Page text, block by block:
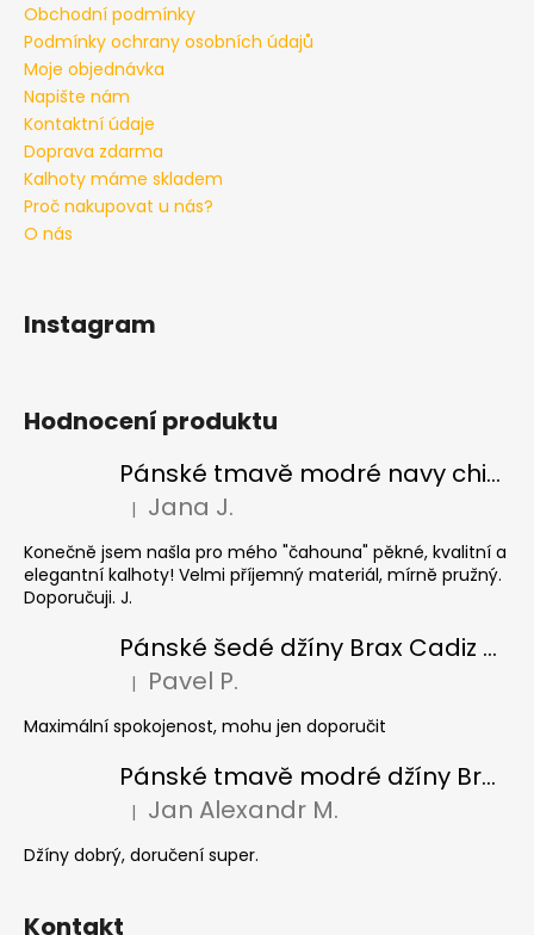
Obchodní podmínky
Podmínky ochrany osobních údajů
Moje objednávka
Napište nám
Kontaktní údaje
Doprava zdarma
Kalhoty máme skladem
Proč nakupovat u nás?
O nás
Instagram
Hodnocení produktu
Pánské tmavě modré navy chinos Ed Baxter, prodloužené
Hodnocení produktu je 5 z 5 hvězdiček.
| Jana J.
Konečně jsem našla pro mého "čahouna" pěkné, kvalitní a
elegantní kalhoty! Velmi příjemný materiál, mírně pružný.
Doporučuji. J.
Pánské šedé džíny Brax Cadiz Grey smoke, prodloužené
Hodnocení produktu je 5 z 5 hvězdiček.
| Pavel P.
Maximální spokojenost, mohu jen doporučit
Pánské tmavě modré džíny Brax Cadiz Dark blue, prodloužené
Hodnocení produktu je 5 z 5 hvězdiček.
| Jan Alexandr M.
Džíny dobrý, doručení super.
Kontakt